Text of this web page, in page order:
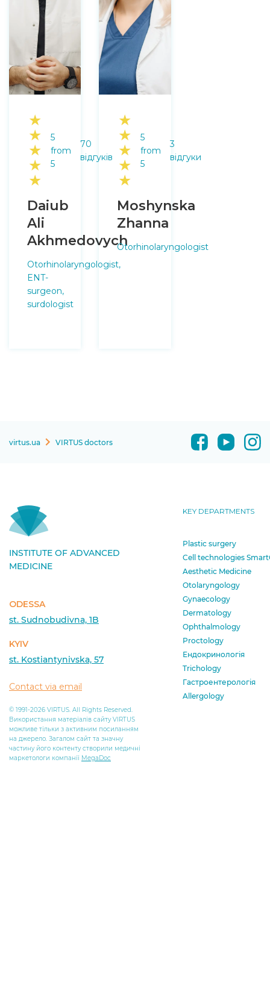
★
★
★
★
★
5
from
5
70
відгуків
Daiub
Ali
Akhmedovych
Otorhinolaryngologist,
ENT-
surgeon,
surdologist
★
★
★
★
★
5
from
5
3
відгуки
Moshynska
Zhanna
Otorhinolaryngologist
virtus.ua VIRTUS doctors
INSTITUTE OF ADVANCED
MEDICINE
ODESSA
st. Sudnobudivna, 1B
KYIV
st. Kostiantynivska, 57
Contact via email
© 1991-2026 VIRTUS. All Rights Reserved.
Використання матеріалів сайту VIRTUS
можливе тільки з активним посиланням
на джерело. Загалом сайт та значну
частину його контенту створили медичні
маркетологи компанії MegaDoc
KEY DEPARTMENTS
Plastic surgery
Cell technologies
Aesthetic Medicine
Otolaryngology
Gynaecology
Dermatology
Ophthalmology
Proctology
Ендокринологія
Trichology
Гастроентерологія
Allergology